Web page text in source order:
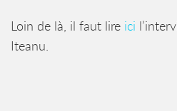
Loin de là, il faut lire ici
Iteanu.